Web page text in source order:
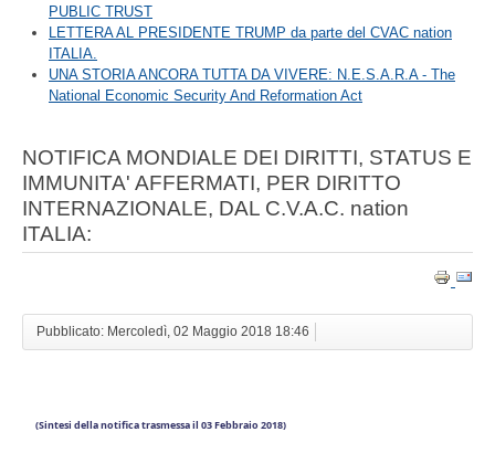
PUBLIC TRUST
LETTERA AL PRESIDENTE TRUMP da parte del CVAC nation
ITALIA.
UNA STORIA ANCORA TUTTA DA VIVERE: N.E.S.A.R.A - The
National Economic Security And Reformation Act
NOTIFICA MONDIALE DEI DIRITTI, STATUS E
IMMUNITA' AFFERMATI, PER DIRITTO
INTERNAZIONALE, DAL C.V.A.C. nation
ITALIA:
Pubblicato: Mercoledì, 02 Maggio 2018 18:46
(Sintesi della notifica trasmessa il 03 Febbraio 2018)